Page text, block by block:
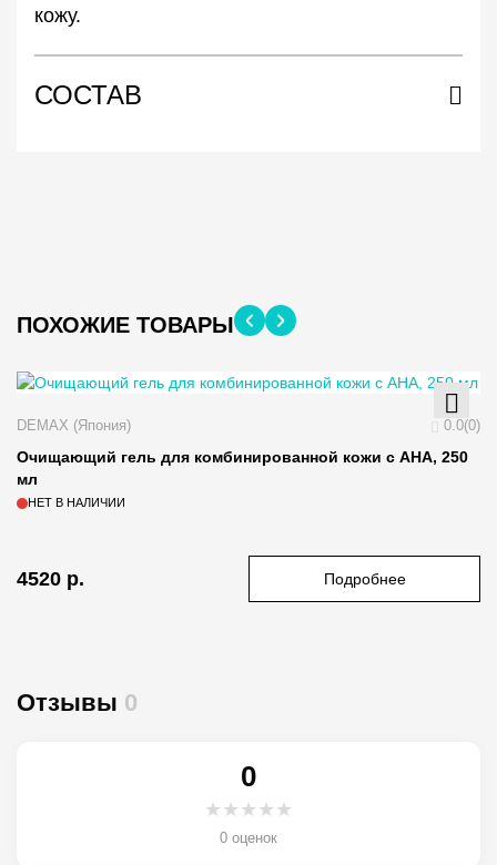
кожу.
СОСТАВ
ПОХОЖИЕ ТОВАРЫ
DEMAX (Япония) 0.0(0)
Очищающий гель для комбинированной кожи с АНА, 250
мл
НЕТ В НАЛИЧИИ
4520 р. Подробнее
Отзывы 0
0
★ ★ ★ ★ ★
0 оценок